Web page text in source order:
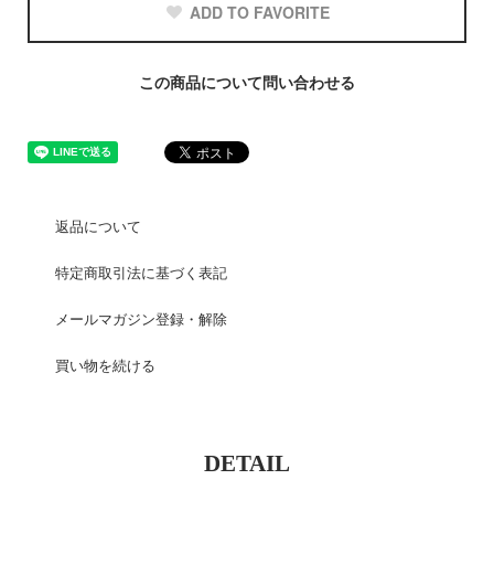
ADD TO FAVORITE
この商品について問い合わせる
返品について
特定商取引法に基づく表記
メールマガジン登録・解除
買い物を続ける
DETAIL